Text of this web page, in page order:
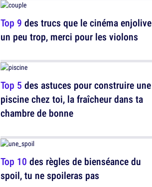
Top 9 des trucs que le cinéma enjolive
un peu trop, merci pour les violons
Top 5 des astuces pour construire une
piscine chez toi, la fraîcheur dans ta
chambre de bonne
Top 10 des règles de bienséance du
spoil, tu ne spoileras pas